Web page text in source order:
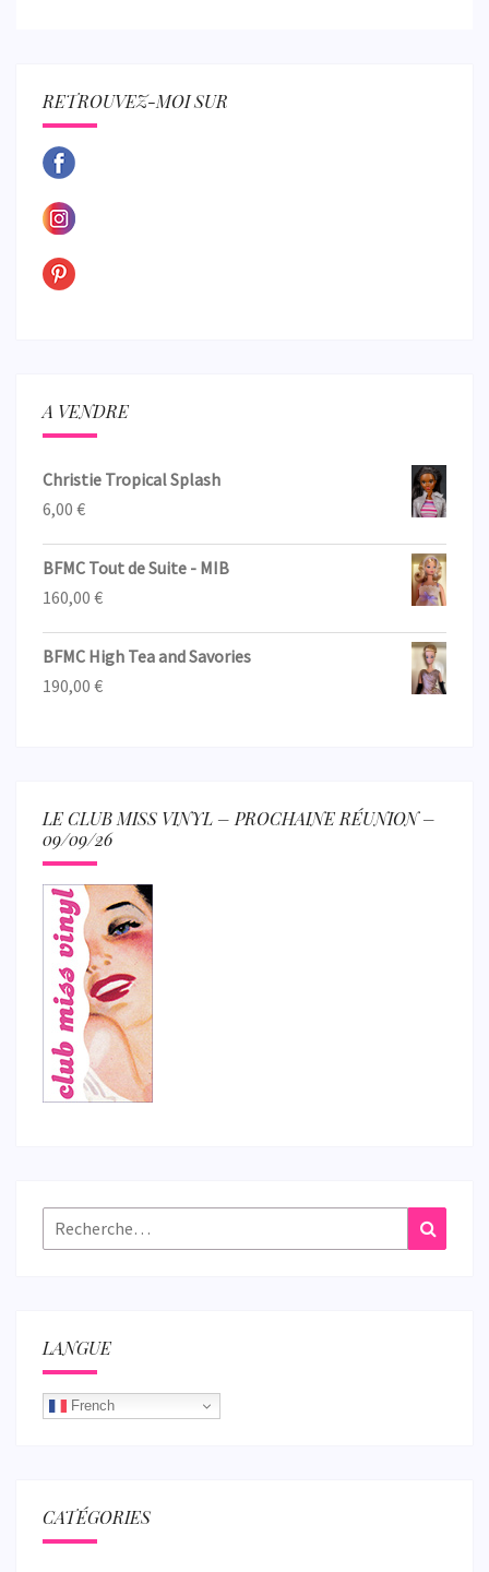
RETROUVEZ-MOI SUR
A VENDRE
Christie Tropical Splash
6,00 €
BFMC Tout de Suite - MIB
160,00 €
BFMC High Tea and Savories
190,00 €
LE CLUB MISS VINYL – PROCHAINE RÉUNION –
09/09/26
Rechercher :
LANGUE
French
CATÉGORIES